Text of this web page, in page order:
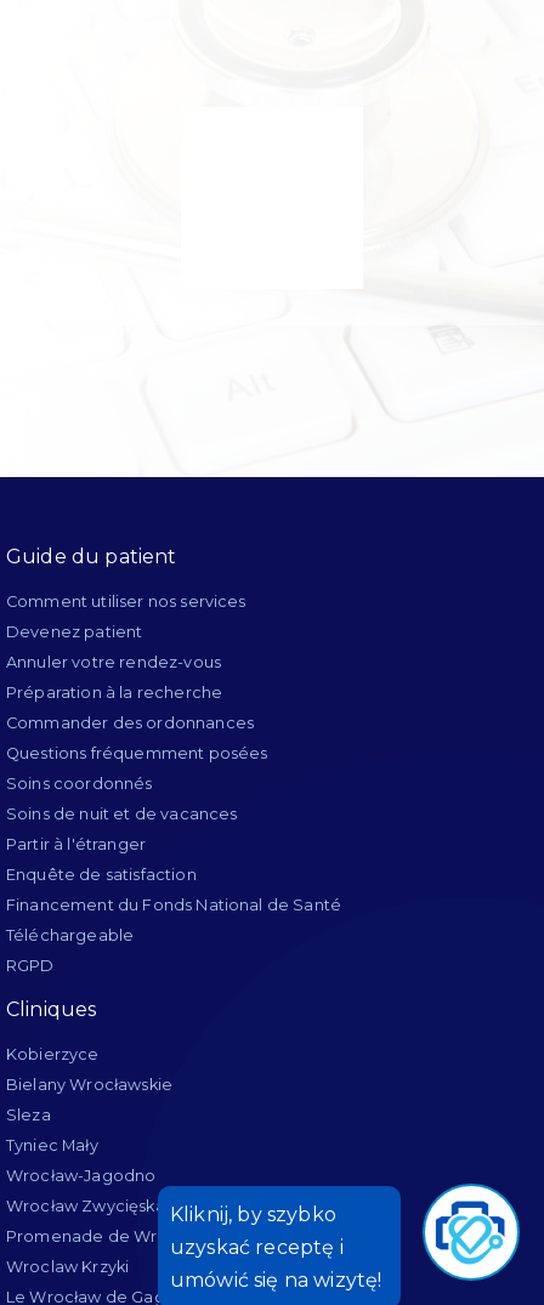
Guide du patient
Comment utiliser nos services
Devenez patient
Annuler votre rendez-vous
Préparation à la recherche
Commander des ordonnances
Questions fréquemment posées
Soins coordonnés
Soins de nuit et de vacances
Partir à l'étranger
Enquête de satisfaction
Financement du Fonds National de Santé
Téléchargeable
RGPD
Cliniques
Kobierzyce
Bielany Wrocławskie
Sleza
Tyniec Mały
Wrocław-Jagodno
Wrocław Zwycięska
Promenade de Wrocław
Wroclaw Krzyki
Le Wrocław de Gagarine